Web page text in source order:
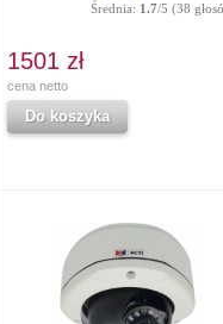
Średnia: 1.7/5 (38
1501 zł
cena netto
Do koszyka